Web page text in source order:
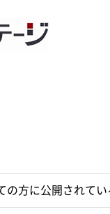
の方に公開されてい